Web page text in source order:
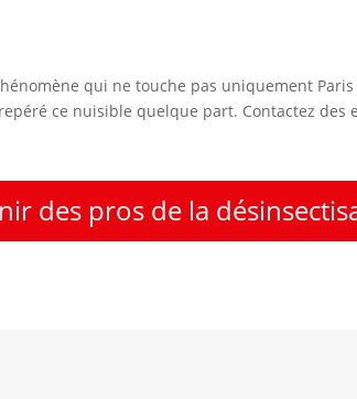
qui ne touche pas uniquement
ce nuisible quelque part. Contactez des
des pros de la